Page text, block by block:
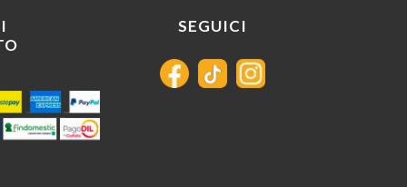
SEGUICI